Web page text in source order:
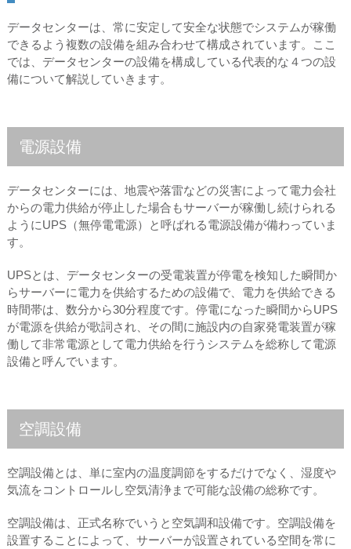
データセンターは、常に安定して安全な状態でシステムが稼働
できるよう複数の設備を組み合わせて構成されています。ここ
では、データセンターの設備を構成している代表的な４つの設
備について解説していきます。
電源設備
データセンターには、地震や落雷などの災害によって電力会社
からの電力供給が停止した場合もサーバーが稼働し続けられる
ようにUPS（無停電電源）と呼ばれる電源設備が備わっていま
す。
UPSとは、データセンターの受電装置が停電を検知した瞬間か
らサーバーに電力を供給するための設備で、電力を供給できる
時間帯は、数分から30分程度です。停電になった瞬間からUPS
が電源を供給が歌詞され、その間に施設内の自家発電装置が稼
働して非常電源として電力供給を行うシステムを総称して電源
設備と呼んでいます。
空調設備
空調設備とは、単に室内の温度調節をするだけでなく、湿度や
気流をコントロールし空気清浄まで可能な設備の総称です。
空調設備は、正式名称でいうと空気調和設備です。空調設備を
設置することによって、サーバーが設置されている空間を常に